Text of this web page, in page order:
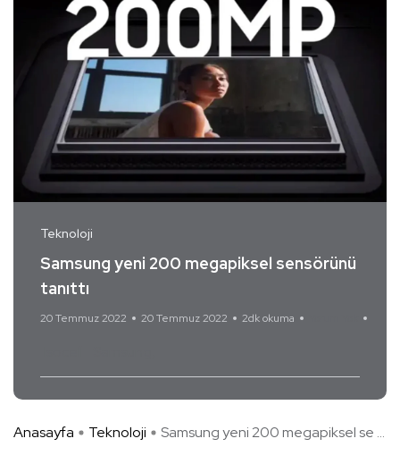
Teknoloji
Samsung yeni 200 megapiksel sensörünü
tanıttı
20 Temmuz 2022 20 Temmuz 2022 2dk okuma
Anasayfa Teknoloji Samsung yeni 200 megapiksel se ...